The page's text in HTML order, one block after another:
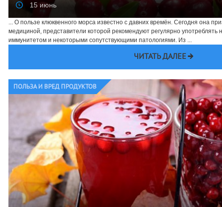
15 июнь
... О пользе клюквенного морса известно с давних времён. Сегодня она
медициной, представители которой рекомендуют регулярно
иммунитетом и некоторыми сопутствующими патологиями. Из ...
ЧИТАТЬ ДАЛЕЕ
ПОЛЬЗА И ВРЕД ПРОДУКТОВ